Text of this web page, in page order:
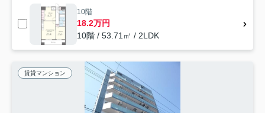
10階
18.2万円
10階 / 53.71㎡ / 2LDK
賃貸マンション